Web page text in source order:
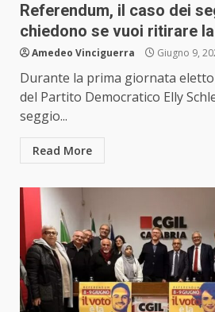
Referendum, il caso dei
chiedono se vuoi ritirare
Amedeo Vinciguerra Giugno 9,
Durante la prima giornata
del Partito Democratico Elly
seggio...
Read More